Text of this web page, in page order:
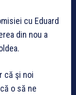
cu Eduard
din nou a
că şi noi
o să ne